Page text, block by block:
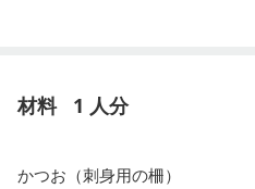
材料 1 人分
かつお（刺身用の柵）